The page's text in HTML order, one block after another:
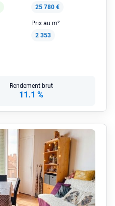
25 780 €
Prix au m²
2 353
Rendement brut
11.1 %